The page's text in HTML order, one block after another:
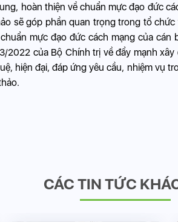
hoàn thiện về chuẩn mực đạo đức
sẽ góp phần quan trọng trong tổ
mực đạo đức cách mạng của cán
2022 của Bộ Chính trị về đẩy mạnh
hiện đại, đáp ứng yêu cầu, nhiệm vụ
CÁC TIN TỨC